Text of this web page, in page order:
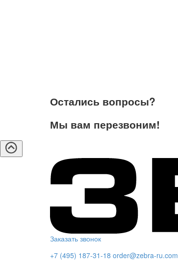
Остались вопросы?
Мы вам перезвоним!
Заказать звонок
+7 (495) 187-31-18 order@zebra-ru.com